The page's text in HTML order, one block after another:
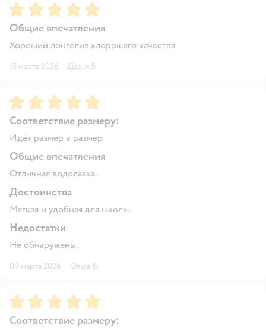
Рейтинг:5
Общие впечатления
Хороший лонгслив,хлорршего качества
15 марта 2026 · Дарья В.
Рейтинг:5
Соответствие размеру:
Идёт размер в размер
Общие впечатления
Отличная водолазка.
Достоинства
Мягкая и удобная для школы.
Недостатки
Не обнаружены.
09 марта 2026 · Ольга В.
Рейтинг:5
Соответствие размеру: